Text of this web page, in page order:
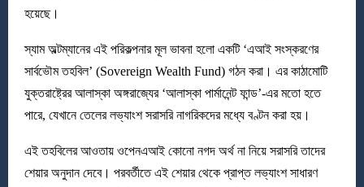
হয়েছে।
স্যাম অল্টম্যানের এই পরিকল্পনার মূল ভাবনা হলো একটি ‘এআই সংস্করণের
সার্বভৌম তহবিল’ (Sovereign Wealth Fund) গঠন করা। এর কাঠামোটি
যুক্তরাষ্ট্রের আলাস্কা অঙ্গরাজ্যের ‘আলাস্কা পার্মানেন্ট ফান্ড’-এর মতো হতে
পারে, যেখানে তেলের লভ্যাংশ সরাসরি নাগরিকদের মধ্যে বণ্টন করা হয়।
এই তহবিলের আওতায় ওপেনএআই কোনো নগদ অর্থ না নিয়ে সরাসরি তাদের
শেয়ার অনুদান দেবে। পরবর্তীতে এই শেয়ার থেকে প্রাপ্ত লভ্যাংশ সাধারণ